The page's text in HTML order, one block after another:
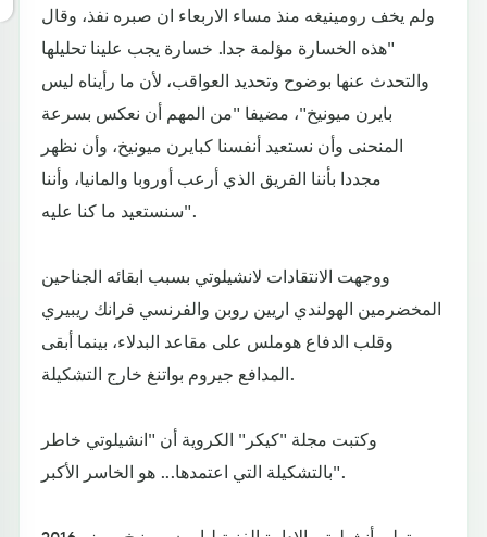
ولم يخف رومينيغه منذ مساء الاربعاء ان صبره نفذ، وقال
"هذه الخسارة مؤلمة جدا. خسارة يجب علينا تحليلها
والتحدث عنها بوضوح وتحديد العواقب، لأن ما رأيناه ليس
بايرن ميونيخ"، مضيفا "من المهم أن نعكس بسرعة
المنحنى وأن نستعيد أنفسنا كبايرن ميونيخ، وأن نظهر
مجددا بأننا الفريق الذي أرعب أوروبا والمانيا، وأننا
سنستعيد ما كنا عليه".
ووجهت الانتقادات لانشيلوتي بسبب ابقائه الجناحين
المخضرمين الهولندي اريين روبن والفرنسي فرانك ريبيري
وقلب الدفاع هوملس على مقاعد البدلاء، بينما أبقى
المدافع جيروم بواتنغ خارج التشكيلة.
وكتبت مجلة "كيكر" الكروية أن "انشيلوتي خاطر
بالتشكيلة التي اعتمدها... هو الخاسر الأكبر".